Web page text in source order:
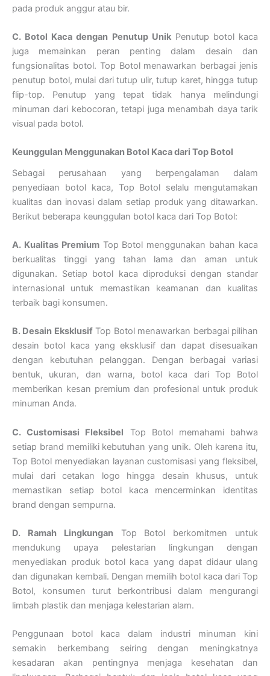
pada produk anggur atau bir.
C. Botol Kaca dengan Penutup UnikPenutup botol kaca
juga memainkan peran penting dalam desain dan
fungsionalitas botol. Top Botol menawarkan berbagai jenis
penutup botol, mulai dari tutup ulir, tutup karet, hingga tutup
flip-top. Penutup yang tepat tidak hanya melindungi
minuman dari kebocoran, tetapi juga menambah daya tarik
visual pada botol.
Keunggulan Menggunakan Botol Kaca dari Top Botol
Sebagai perusahaan yang berpengalaman dalam
penyediaan botol kaca, Top Botol selalu mengutamakan
kualitas dan inovasi dalam setiap produk yang ditawarkan.
Berikut beberapa keunggulan botol kaca dari Top Botol:
A. Kualitas PremiumTop Botol menggunakan bahan kaca
berkualitas tinggi yang tahan lama dan aman untuk
digunakan. Setiap botol kaca diproduksi dengan standar
internasional untuk memastikan keamanan dan kualitas
terbaik bagi konsumen.
B. Desain EksklusifTop Botol menawarkan berbagai pilihan
desain botol kaca yang eksklusif dan dapat disesuaikan
dengan kebutuhan pelanggan. Dengan berbagai variasi
bentuk, ukuran, dan warna, botol kaca dari Top Botol
memberikan kesan premium dan profesional untuk produk
minuman Anda.
C. Customisasi Fleksibel Top Botol memahami bahwa
setiap brand memiliki kebutuhan yang unik. Oleh karena itu,
Top Botol menyediakan layanan customisasi yang fleksibel,
mulai dari cetakan logo hingga desain khusus, untuk
memastikan setiap botol kaca mencerminkan identitas
brand dengan sempurna.
D. Ramah LingkunganTop Botol berkomitmen untuk
mendukung upaya pelestarian lingkungan dengan
menyediakan produk botol kaca yang dapat didaur ulang
dan digunakan kembali. Dengan memilih botol kaca dari Top
Botol, konsumen turut berkontribusi dalam mengurangi
limbah plastik dan menjaga kelestarian alam.
Penggunaan botol kaca dalam industri minuman kini
semakin berkembang seiring dengan meningkatnya
kesadaran akan pentingnya menjaga kesehatan dan